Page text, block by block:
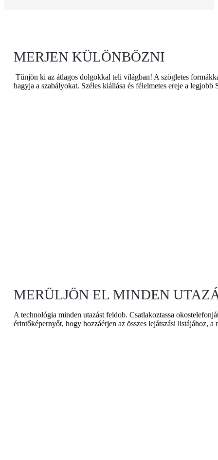
MERJEN KÜLÖNBÖZNI
Tűnjön ki az átlagos dolgokkal teli világban! A szögletes
hagyja a szabályokat. Széles kiállása és félelmetes ereje a
MERÜLJÖN EL MINDEN
A technológia minden utazást feldob. Csatlakoztassa
érintőképernyőt, hogy hozzáérjen az összes lejátszási listájához,